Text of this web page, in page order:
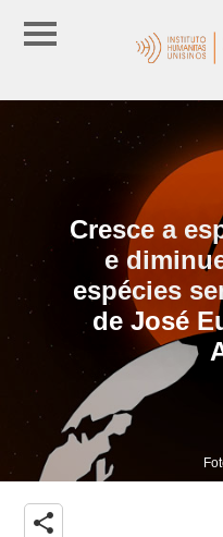
Cresce a
e
espécies
de José
share